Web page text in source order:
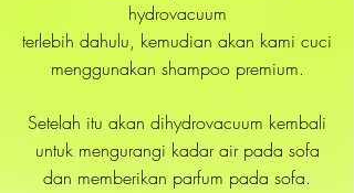
hydrovacuum
terlebih dahulu, kemudian akan kami cuci
menggunakan shampoo premium.
Setelah itu akan dihydrovacuum kembali
untuk mengurangi kadar air pada sofa
dan memberikan parfum pada sofa.